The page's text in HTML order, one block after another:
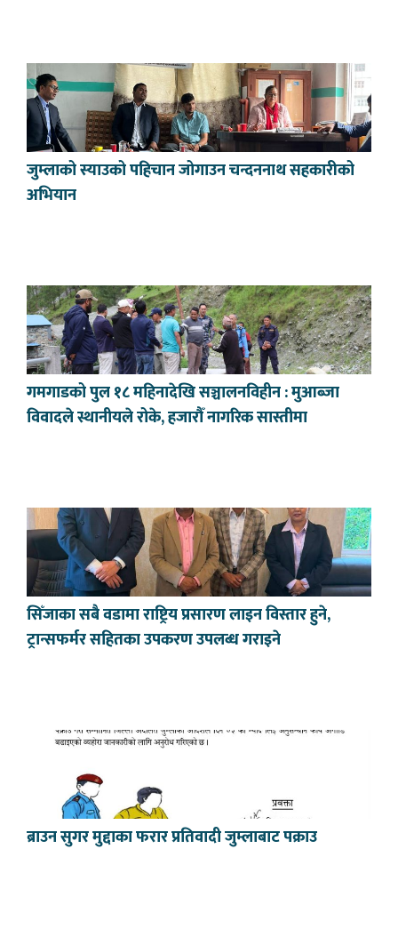
जुम्लाको स्याउको पहिचान जोगाउन चन्दननाथ सहकारीको
अभियान
गमगाडको पुल १८ महिनादेखि सञ्चालनविहीन : मुआब्जा
विवादले स्थानीयले रोके, हजारौँ नागरिक सास्तीमा
सिँजाका सबै वडामा राष्ट्रिय प्रसारण लाइन विस्तार हुने,
ट्रान्सफर्मर सहितका उपकरण उपलब्ध गराइने
ब्राउन सुगर मुद्दाका फरार प्रतिवादी जुम्लाबाट पक्राउ